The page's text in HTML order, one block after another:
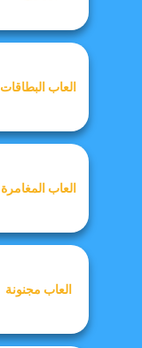
العاب البطاقات
العاب المغامرة
العاب مجنونة